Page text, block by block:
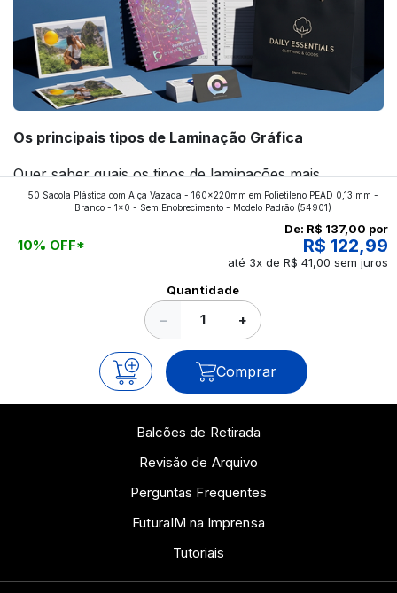
Os principais tipos de Laminação Gráfica
Quer saber quais os tipos de laminações mais
aplicados nos impressos da gráfica FuturaIM? Então,
continue a leitura que vamos revelar para você!
50 Sacola Plástica com Alça Vazada - 160x220mm em Polietileno PEAD 0,13 mm -
Branco - 1x0 - Sem Enobrecimento - Modelo Padrão (54901)
10% OFF*
De: R$ 137,00 por
R$ 122,99
até 3x de R$ 41,00 sem juros
Quantidade
− +
Comprar
Balcões de Retirada
Revisão de Arquivo
Perguntas Frequentes
FuturaIM na Imprensa
Tutoriais